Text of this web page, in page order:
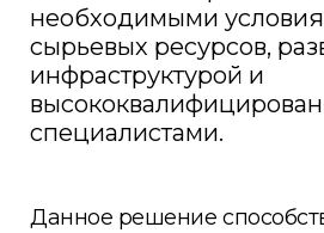
необходимыми
сырьевых ресурсов,
инфраструктурой и
специалистами.
Данное решение